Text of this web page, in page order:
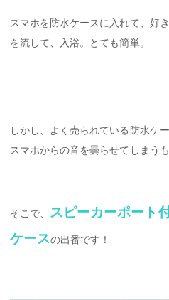
スマホを防水ケースに入れて、好
を流して、入浴。とても簡単。
しかし、よく売られている防水ケ
スマホからの音を曇らせてしまう
そこで、
スピーカーポート
ケースの出番です！